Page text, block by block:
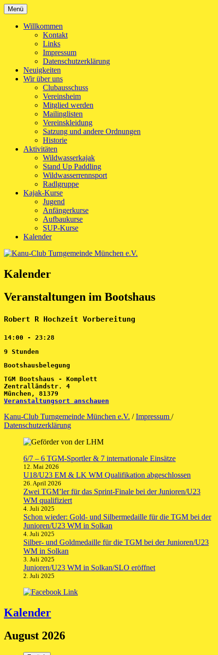
Zum
Inhalt
springen
Kanu-Club Turngemeinde München e.V.
Kanu fahren in München
Menü
Willkommen
Kontakt
Links
Impressum
Datenschutzerklärung
Neuigkeiten
Wir über uns
Clubausschuss
Vereinsheim
Mitglied werden
Mailinglisten
Vereinskleidung
Satzung und andere Ordnungen
Historie
Aktivitäten
Wildwasserkajak
Stand Up Paddling
Wildwasserrennsport
Radlgruppe
Kajak-Kurse
Jugend
Anfängerkurse
Aufbaukurse
SUP-Kurse
Kalender
Kalender
Veranstaltungen im Bootshaus
Robert R Hochzeit Vorbereitung
14:00 - 23:28
9 Stunden
Bootshausbelegung
TGM Bootshaus - Komplett
Zentralländstr. 4
München , 81379
Veranstaltungsort anschauen
Kanu-Club Turngemeinde München e.V. /Impressum /
Datenschutzerklärung
6/7 – 6 TGM-Sportler & 7 internationale Einsätze
12. Mai 2026
U18/U23 EM & LK WM Qualifikation abgeschlossen
26. April 2026
Zwei TGM’ler für das Sprint-Finale bei der Junioren/U23
WM qualifiziert
4. Juli 2025
Schon wieder: Gold- und Silbermedaille für die TGM bei der
Junioren/U23 WM in Solkan
4. Juli 2025
Silber- und Goldmedaille für die TGM bei der Junioren/U23
WM in Solkan
3. Juli 2025
Junioren/U23 WM in Solkan/SLO eröffnet
2. Juli 2025
Kalender
August 2026